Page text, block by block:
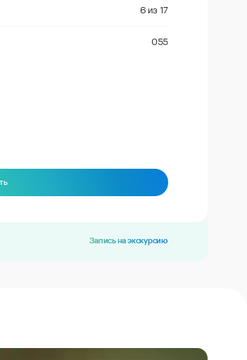
6 из 17
055
Запись на экскурсию